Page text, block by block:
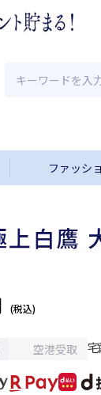
ファッシ
上白鷹
空港受取